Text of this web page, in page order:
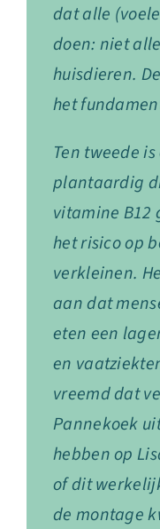
dat alle
doen: niet
huisdieren.
het
Ten tweede
plantaardig
vitamine B12
het risico op
verkleinen.
aan dat
eten een
en
vreemd dat
Pannekoek
hebben op
of dit
de montage